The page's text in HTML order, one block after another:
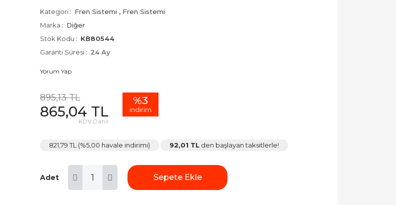
Kategori Fren Sistemi , Fren Sistemi
Marka
Diğer
Stok Kodu
KB80544
Garanti Süresi
24 Ay
Yorum Yap
895,13 TL
865,04 TL
KDV Dahil
%3
indirim
821,79 TL (%5,00 havale indirimi) 92,01 TL den başlayan taksitlerle!
Adet Sepete Ekle